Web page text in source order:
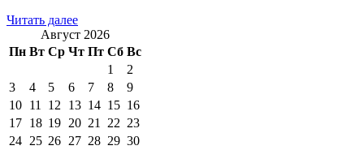
Читать далее
Август 2026
Пн Вт Ср Чт Пт Сб Вс
1
2
3
4 5 6 7 8
9
10 11 12 13 14 15 16
17 18 19 20 21 22 23
24 25 26 27 28 29 30